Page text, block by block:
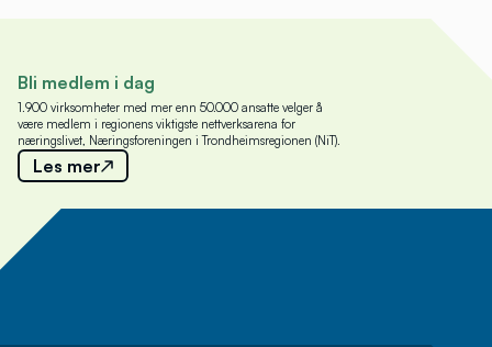
Bli medlem i dag
1.900 virksomheter med mer enn 50.000 ansatte velger å
være medlem i regionens viktigste nettverksarena for
næringslivet, Næringsforeningen i Trondheimsregionen (NiT).
Les mer